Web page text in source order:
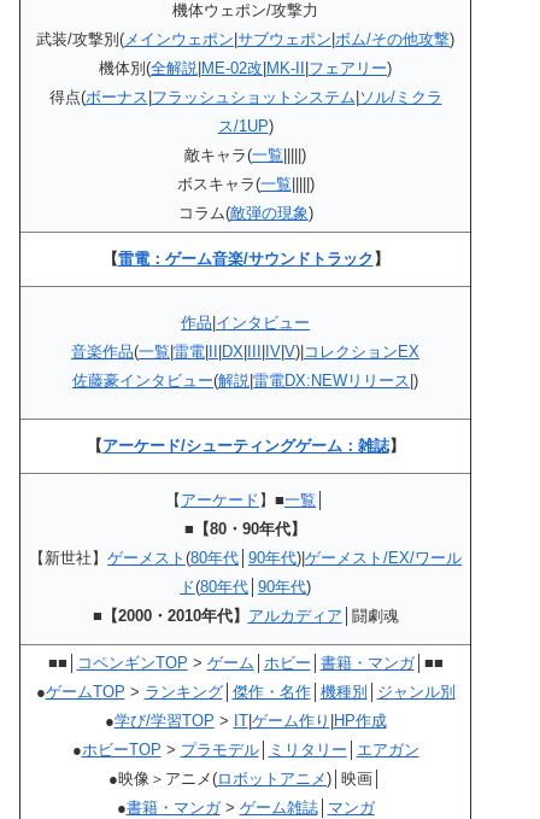
機体ウェポン/攻撃力
武装/攻撃別(メインウェポン サブウェポン ボム/その他攻撃)
機体別(全解説 ME-02改 MK-II フェアリー)
得点(ボーナス フラッシュショットシステム ソル/ミクラ
ス/1UP)
敵キャラ(一覧 |||||)
ボスキャラ(一覧 |||||)
コラム(敵弾の現象)
【雷電：ゲーム音楽/サウンドトラック 】
作品 インタビュー
音楽作品(一覧 雷電 DX IV V)| コレクションEX
佐藤豪インタビュー(解説 雷電DX:NEWリリース |)
【アーケード/シューティングゲーム：雑誌】
【 アーケード 】■一覧
■【80・90年代】
【新世社】 ゲーメスト (80年代 90年代)| ゲーメスト/EX/ワール
ド(80年代 90年代)
■【2000・2010年代】 アルカディア │闘劇魂
■■│ コペンギンTOP > ゲーム ホビー 書籍・マンガ│■■
●ゲームTOP > ランキング│ 傑作・名作│ 機種別
ジャンル別
●学び/学習TOP > IT| ゲーム作り HP作成
●ホビーTOP > プラモデル│ ミリタリー
エアガン
●映像＞アニメ(ロボットアニメ)│映画│
●書籍・マンガ> ゲーム雑誌│ マンガ